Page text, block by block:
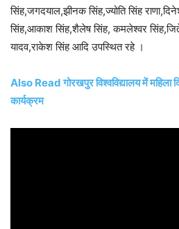
सिंह,जगदयाल,झीनक सिंह,ज्योति सिंह
सिंह,आकाश सिंह,शैलेष सिंह, कमलेश्वर
यादव,राकेश सिंह आदि उपस्थित रहे ।
Also Read गोरखपुर विश्वविद्यालय में
कार्यक्रम